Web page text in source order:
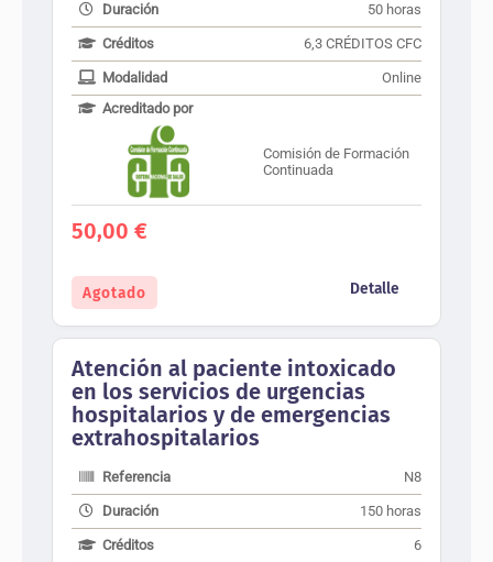
Duración 50 horas
Créditos 6,3 CRÉDITOS CFC
Modalidad
Online
Acreditado por
Comisión de Formación
Continuada
50,00 €
Agotado Detalle
Atención al paciente intoxicado
en los servicios de urgencias
hospitalarios y de emergencias
extrahospitalarios
Referencia N8
Duración 150 horas
Créditos 6